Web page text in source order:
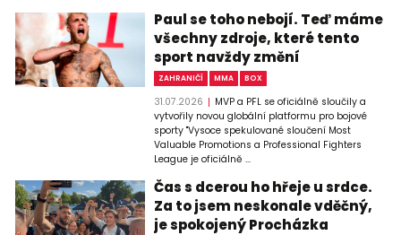
Paul se toho nebojí. Teď máme
všechny zdroje, které tento
sport navždy změní
ZAHRANIČÍ MMA BOX
31.07.2026
MVP a PFL se oficiálně sloučily a
vytvořily novou globální platformu pro bojové
sporty "Vysoce spekulované sloučení Most
Valuable Promotions a Professional Fighters
League je oficiálně ...
Čas s dcerou ho hřeje u srdce.
Za to jsem neskonale vděčný,
je spokojený Procházka